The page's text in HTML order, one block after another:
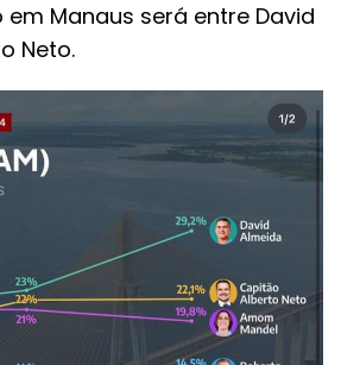
Manaus será entre David
Neto.